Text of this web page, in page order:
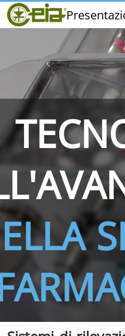
Home
CEIA
Fiere ed Eventi
THS/PH210
THS/PH21N-FB